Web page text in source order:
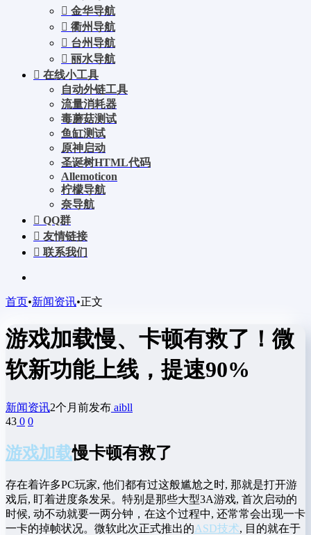
金华导航
衢州导航
台州导航
丽水导航
在线小工具
自动外链工具
流量消耗器
毒蘑菇测试
鱼缸测试
原神启动
圣诞树HTML代码
Allemoticon
柠檬导航
奈导航
QQ群
友情链接
联系我们
首页•新闻资讯•正文
游戏加载慢、卡顿有救了！微
软新功能上线，提速90%
新闻资讯2个月前发布 aibll
43 0 0
游戏加载慢卡顿有救了
存在着许多PC玩家, 他们都有过这般尴尬之时, 那就是打开游
戏后, 盯着进度条发呆。特别是那些大型3A游戏, 首次启动的
时候, 动不动就要一两分钟，在这个过程中, 还常常会出现一卡
一卡的掉帧状况。微软此次正式推出的ASD技术, 目的就在于